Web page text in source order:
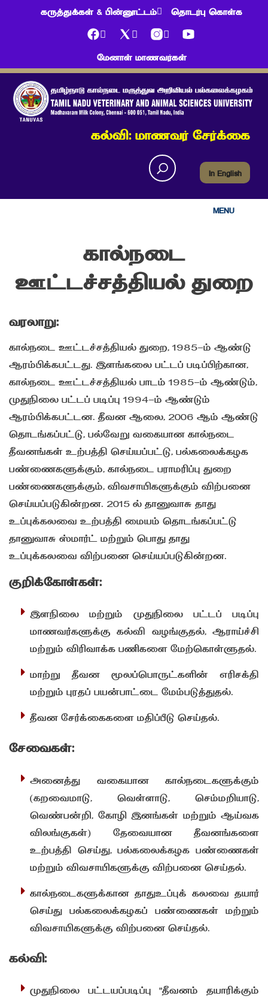
கருத்துக்கள் & பின்னூட்டம் தொடர்பு கொள்க
மேனாள் மாணவர்கள்
கல்வி: மாணவர் சேர்க்கை
In English
MENU
கால்நடை
ஊட்டச்சத்தியல் துறை
வரலாறு:
கால்நடை ஊட்டச்சத்தியல் துறை, 1985-ம் ஆண்டு
ஆரம்பிக்கபட்டது. இளங்கலை பட்டப் படிப்பிற்கான,
கால்நடை ஊட்டச்சத்தியல் பாடம் 1985-ம் ஆண்டும்,
முதுநிலை பட்டப் படிப்பு 1994-ம் ஆண்டும்
ஆரம்பிக்கபட்டன. தீவன ஆலை, 2006 ஆம் ஆண்டு
தொடங்கப்பட்டு, பல்வேறு வகையான கால்நடை
தீவனங்கள் உற்பத்தி செய்யப்பட்டு, பல்கலைக்கழக
பண்ணைகளுக்கும், கால்நடை பராமரிப்பு துறை
பண்ணைகளுக்கும், விவசாயிகளுக்கும் விற்பனை
செய்யப்படுகின்றன. 2015 ல் தானுவாசு தாது
உப்புக்கலவை உற்பத்தி மையம் தொடங்கப்பட்டு
தானுவாசு ஸ்மார்ட் மற்றும் பொது தாது
உப்புக்கலவை விற்பனை செய்யப்படுகின்றன.
குறிக்கோள்கள்:
இளநிலை மற்றும் முதுநிலை பட்டப் படிப்பு
மாணவர்களுக்கு கல்வி வழங்குதல், ஆராய்ச்சி
மற்றும் விரிவாக்க பணிகளை மேற்கொள்ளுதல்.
மாற்று தீவன மூலப்பொருட்களின் எரிசக்தி
மற்றும் புரதப் பயன்பாட்டை மேம்படுத்துதல்.
தீவன சேர்க்கைகளை மதிப்பீடு செய்தல்.
சேவைகள்:
அனைத்து வகையான கால்நடைகளுக்கும்
(கறவைமாடு, வெள்ளாடு, செம்மறியாடு,
வெண்பன்றி, கோழி இனங்கள் மற்றும் ஆய்வக
விலங்குகள்) தேவையான தீவனங்களை
உற்பத்தி செய்து, பல்கலைக்கழக பண்ணைகள்
மற்றும் விவசாயிகளுக்கு விற்பனை செய்தல்.
கால்நடைகளுக்கான தாதுஉப்புக் கலவை தயார்
செய்து பல்கலைக்கழகப் பண்ணைகள் மற்றும்
விவசாயிகளுக்கு விற்பனை செய்தல்.
கல்வி:
முதுநிலை பட்டயப்படிப்பு "தீவனம் தயாரிக்கும்